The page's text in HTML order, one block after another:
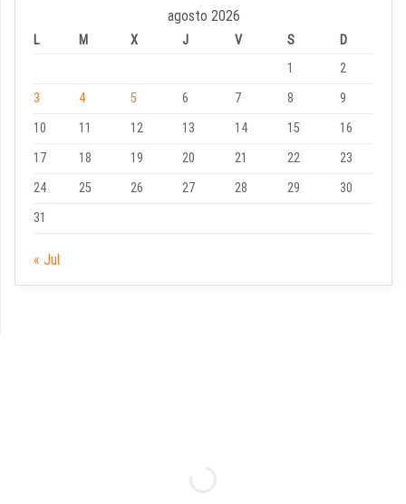
agosto 2026
L M X J V S
D
1
2
3
4 5 6 7 8
9
10
11 12 13 14 15
16
17
18 19 20 21 22
23
24
25 26 27 28 29
30
31
« Jul